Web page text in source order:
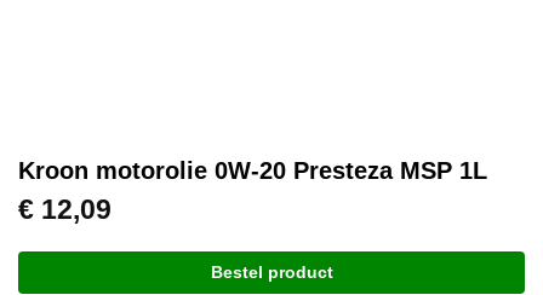
Kroon motorolie 0W-20 Presteza MSP 1L
€ 12,09
Bestel product